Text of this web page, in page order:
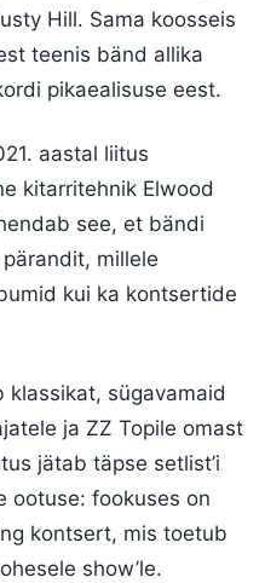
Hill. Sama koosseis
teenis bänd allika
pikaealisuse eest.
aastal liitus
kitarritehnik Elwood
see, et bändi
millele
kui ka kontsertide
sügavamaid
ja ZZ Topile omast
jätab täpse setlist’i
ootuse: fookuses on
kontsert, mis toetub
show’le.